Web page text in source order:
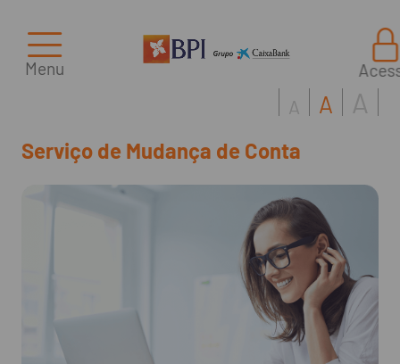
Menu
Serviço de Mudança de Conta
A A A